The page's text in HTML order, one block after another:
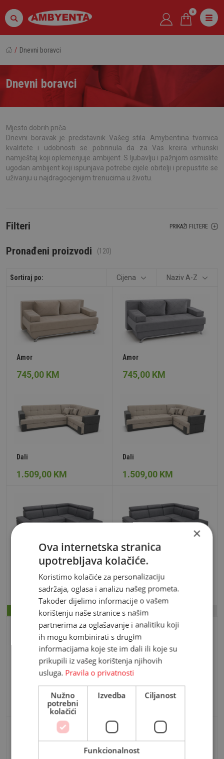
0
Dnevni boravci
Dnevni boravci
Mjesto dobrih priča.
Dnevni boravak je predstavnik Vašeg stila. Amybentina tvornica
kvalitete i udobnosti se pobrinula da za Vas kreira vrhunski
namještaj koji oplemenjuje ambijent. S ljubavlju i pažnjom osmislite
ugodan ambijent koji ispunjava potrebe cijele obitelji i prepustite se
uživanju u najdragocjenijim trenucima u životu.
Filteri PRIKAŽI FILTERE
Pronađeni proizvodi (120)
Sortiraj po: Naziv A-Z
Cijena
Amor
745,00 KM
Amor
745,00 KM
Dali
1.509,00 KM
Dali
1.509,00 KM
1.819,00 KM
05d, 03h i 02m
Milano
2.145,00 KM
1.819,00 KM
-15% 05d, 03h i 02m
1.235,00 KM
Nica
×
Ova internetska stranica
upotrebljava kolačiće.
Koristimo kolačiće za personalizaciju
sadržaja, oglasa i analizu našeg prometa.
Također dijelimo informacije o vašem
korištenju naše stranice s našim
partnerima za oglašavanje i analitiku koji
ih mogu kombinirati s drugim
informacijama koje ste im dali ili koje su
prikupili iz vašeg korištenja njihovih
usluga. Pravila o privatnosti
Nužno
potrebni
kolačići
Izvedba Ciljanost
Funkcionalnost